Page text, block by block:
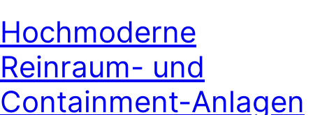
Hochmoderne
Reinraum- und
Containment-Anlagen